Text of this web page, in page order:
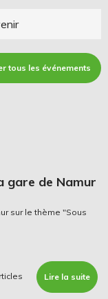
tous les événements
gare de Namur
sur le thème "Sous
Lire la suite